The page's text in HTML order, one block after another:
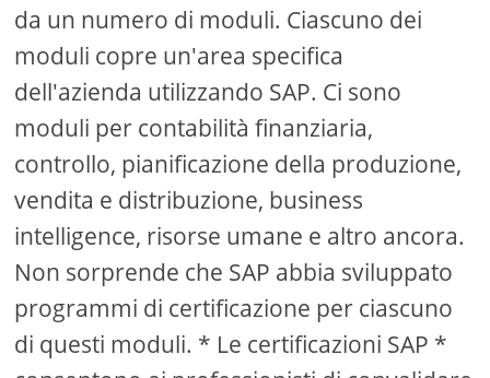
da un numero di moduli. Ciascuno dei
moduli copre un'area specifica
dell'azienda utilizzando SAP. Ci sono
moduli per contabilità finanziaria,
controllo, pianificazione della produzione,
vendita e distribuzione, business
intelligence, risorse umane e altro ancora.
Non sorprende che SAP abbia sviluppato
programmi di certificazione per ciascuno
di questi moduli. * Le certificazioni SAP *